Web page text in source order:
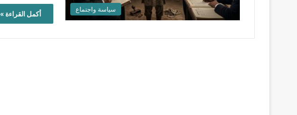
سياسة واجتماع
أكمل القراءة »